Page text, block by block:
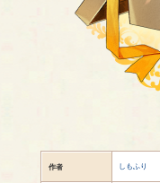
作者 しもふり